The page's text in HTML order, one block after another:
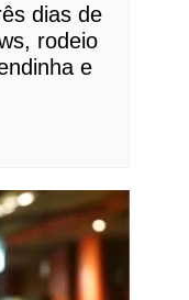
dias de
rodeio
e